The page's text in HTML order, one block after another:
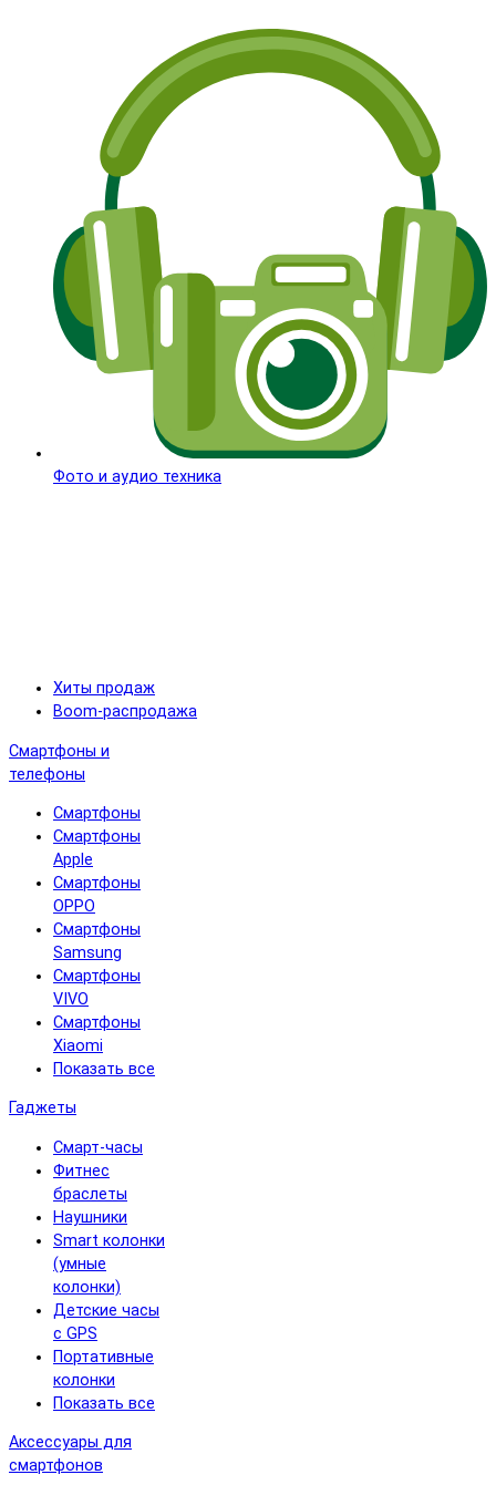
Фото и аудио техника
Хиты продаж
Boom-распродажа
Смартфоны и
телефоны
Смартфоны
Смартфоны
Apple
Смартфоны
OPPO
Смартфоны
Samsung
Смартфоны
VIVO
Смартфоны
Xiaomi
Показать все
Гаджеты
Смарт-часы
Фитнес
браслеты
Наушники
Smart колонки
(умные
колонки)
Детские часы
с GPS
Портативные
колонки
Показать все
Аксессуары для
смартфонов